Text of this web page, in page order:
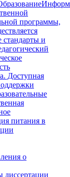
программы,
стандарты и
Доступная
питания в
о
диссертации